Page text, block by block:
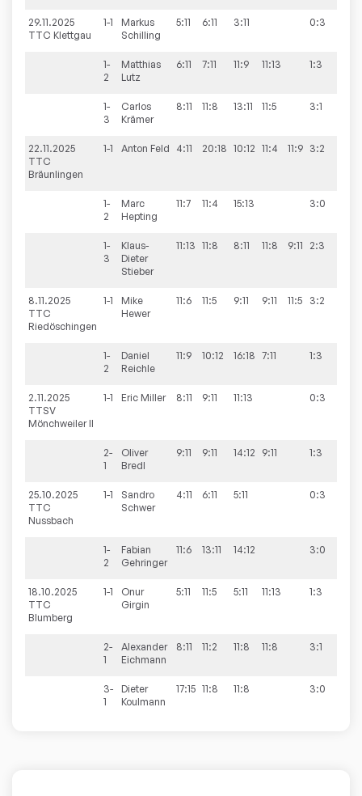
29.11.2025
TTC Klettgau
1-1
Markus
Schilling
5:11 6:11 3:11 0:3
1-
2
Matthias
Lutz
6:11 7:11 11:9 11:13 1:3
1-
3
Carlos
Krämer
8:11 11:8 13:11 11:5 3:1
22.11.2025
TTC
Bräunlingen
1-1 Anton Feld 4:11 20:18 10:12 11:4 11:9 3:2
1-
2
Marc
Hepting
11:7 11:4 15:13 3:0
1-
3
Klaus-
Dieter
Stieber
11:13 11:8 8:11 11:8 9:11 2:3
8.11.2025
TTC
Riedöschingen
1-1
Mike
Hewer
11:6 11:5 9:11 9:11 11:5 3:2
1-
2
Daniel
Reichle
11:9 10:12 16:18 7:11 1:3
2.11.2025
TTSV
Mönchweiler II
1-1 Eric Miller 8:11 9:11 11:13 0:3
2-
1
Oliver
Bredl
9:11 9:11 14:12 9:11 1:3
25.10.2025
TTC
Nussbach
1-1
Sandro
Schwer
4:11 6:11 5:11 0:3
1-
2
Fabian
Gehringer
11:6 13:11 14:12 3:0
18.10.2025
TTC
Blumberg
1-1
Onur
Girgin
5:11 11:5 5:11 11:13 1:3
2-
1
Alexander
Eichmann
8:11 11:2 11:8 11:8 3:1
3-
1
Dieter
Koulmann
17:15 11:8 11:8 3:0